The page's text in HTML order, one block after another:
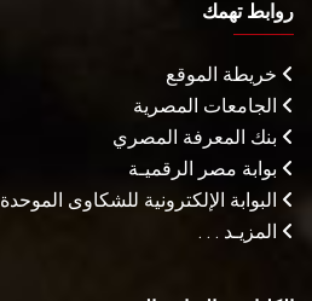
روابط تهمك
خريطة الموقع
الجامعات المصرية
بنك المعرفة المصري
بوابة مصر الرقميـة
البوابة الإلكترونية للشكاوى الموحدة
المزيـد . . .